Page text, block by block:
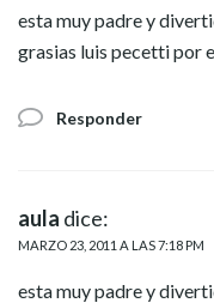
esta muy padre y
grasias luis pecetti por
Responder
aula dice:
MARZO 23, 2011 A LAS 7:18 PM
esta muy padre y